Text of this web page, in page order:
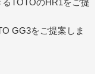
GG3をご提案しま